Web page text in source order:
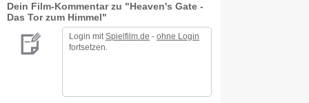
Dein Film-Kommentar zu "Heaven's Gate -
Das Tor zum Himmel"
Login mit Spielfilm.de - ohne Login
fortsetzen.